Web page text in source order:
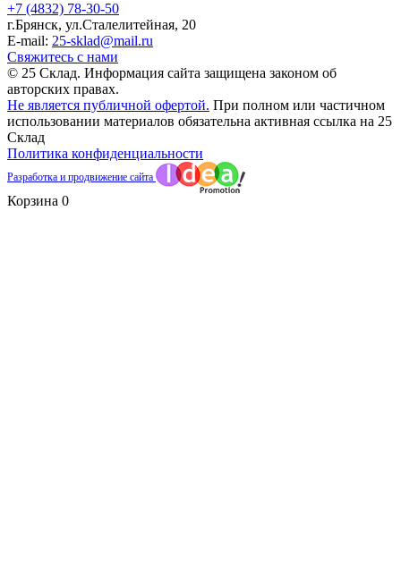
+7 (4832) 78-30-50
г.Брянск, ул.Сталелитейная, 20
E-mail: 25-sklad@mail.ru
Свяжитесь с нами
© 25 Склад. Информация сайта защищена законом об
авторских правах.
Не является публичной офертой. При полном или частичном
использовании материалов обязательна активная ссылка на 25
Склад
Политика конфиденциальности
Разработка и продвижение сайта
Корзина 0